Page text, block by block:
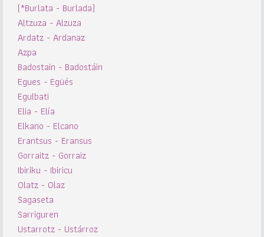
(*Burlata - Burlada)
Altzuza - Alzuza
Ardatz - Ardanaz
Azpa
Badostain - Badostáin
Egues - Egüés
Egulbati
Elia - Elía
Elkano - Elcano
Erantsus - Eransus
Gorraitz - Gorraiz
Ibiriku - Ibiricu
Olatz - Olaz
Sagaseta
Sarriguren
Ustarrotz - Ustárroz